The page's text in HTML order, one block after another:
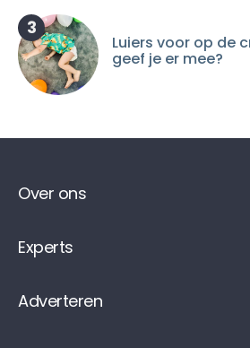
3
Luiers voor op de
geef je er mee?
Over ons
Experts
Adverteren